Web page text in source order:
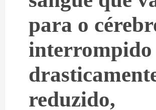
para o
interrompido
reduzido,